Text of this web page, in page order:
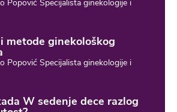
Popović Specijalista ginekologije i
metode ginekološkog
Popović Specijalista ginekologije i
W sedenje dece razlog